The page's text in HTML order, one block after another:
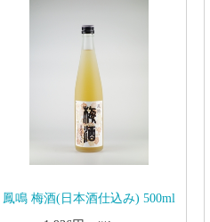
鳳鳴 梅酒(日本酒仕込み) 500ml